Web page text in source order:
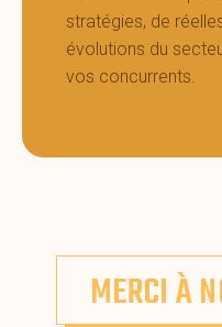
stratégies, de
évolutions du
vos concurrents.
MERCI À